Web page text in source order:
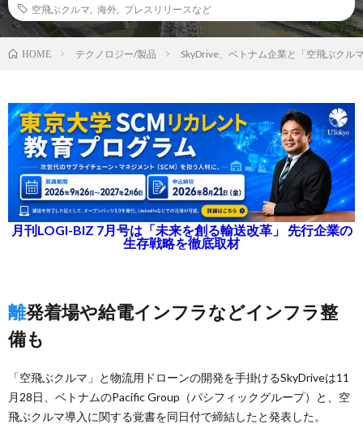
空飛ぶクルマ
海外 プレスリリースなど
HOME テクノロジー/製品 SkyDrive、ベトナム企業と「空飛ぶクル
月刊LOGI-BIZ 7月号は「未来を創る輸送改革」 先行企業の
生存戦略を徹底取材
離発着場や給電インフラなどインフラ整
備も
「空飛ぶクルマ」と物流用ドローンの開発を手掛けるSkyDriveは11
月28日、ベトナムのPacific Group（パシフィックグループ）と、空
飛ぶクルマ導入に関する覚書を同日付で締結したと発表した。